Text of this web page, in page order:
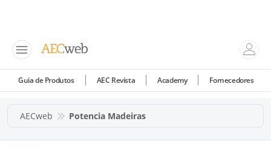
Guia de Produtos AEC Revista Academy Fornecedores
AECweb Potencia Madeiras